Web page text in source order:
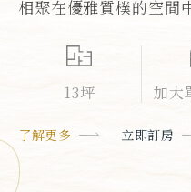
相聚在優雅質樸的空間
13坪 加大
了解更多 立即訂房